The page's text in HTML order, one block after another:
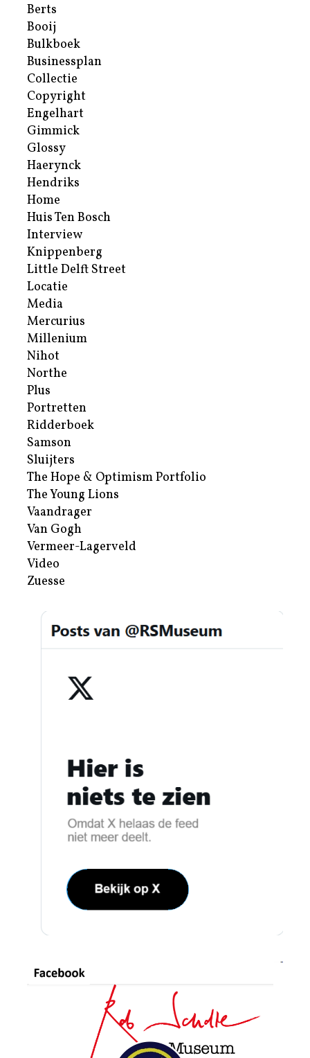
Berts
Booij
Bulkboek
Businessplan
Collectie
Copyright
Engelhart
Gimmick
Glossy
Haerynck
Hendriks
Home
Huis Ten Bosch
Interview
Knippenberg
Little Delft Street
Locatie
Media
Mercurius
Millenium
Nihot
Northe
Plus
Portretten
Ridderboek
Samson
Sluijters
The Hope & Optimism Portfolio
The Young Lions
Vaandrager
Van Gogh
Vermeer-Lagerveld
Video
Zuesse